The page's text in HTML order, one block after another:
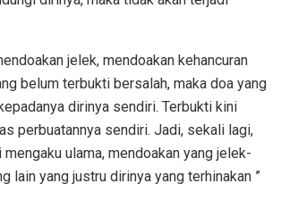
jelek, mendoakan kehancuran
belum terbukti bersalah, maka doa yang
dirinya sendiri. Terbukti kini
perbuatannya sendiri. Jadi, sekali lagi,
mengaku ulama, mendoakan yang jelek-
lain yang justru dirinya yang terhinakan ”